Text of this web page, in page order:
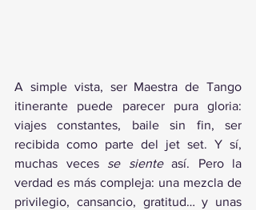
A simple vista, ser Maestra de Tango
itinerante puede parecer pura gloria:
viajes constantes, baile sin fin, ser
recibida como parte del jet set. Y sí,
muchas veces se siente así. Pero la
verdad es más compleja: una mezcla de
privilegio, cansancio, gratitud… y unas